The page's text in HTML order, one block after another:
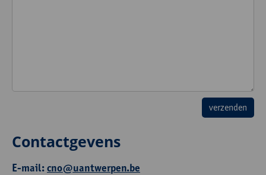
Contactgevens
E-mail:cno@uantwerpen.be